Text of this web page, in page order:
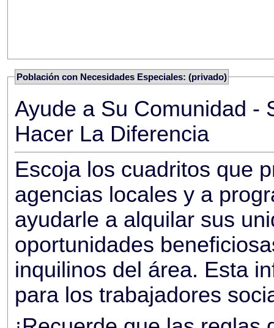
Población con Necesidades Especiales: (privado)
Ayude a Su Comunidad -
Hacer La Diferencia
Escoja los cuadritos que promueven listados a las
agencias locales y a
ayudarle a alquilar sus
oportunidades
inquilinos del área. Esta información no
para los trabajadores